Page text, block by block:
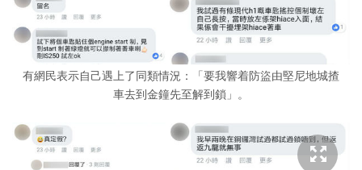
有網民表示自己遇上了同類情況：「要我響着防盜由堅尼地城揸
車去到金鐘先至解到鎖」。